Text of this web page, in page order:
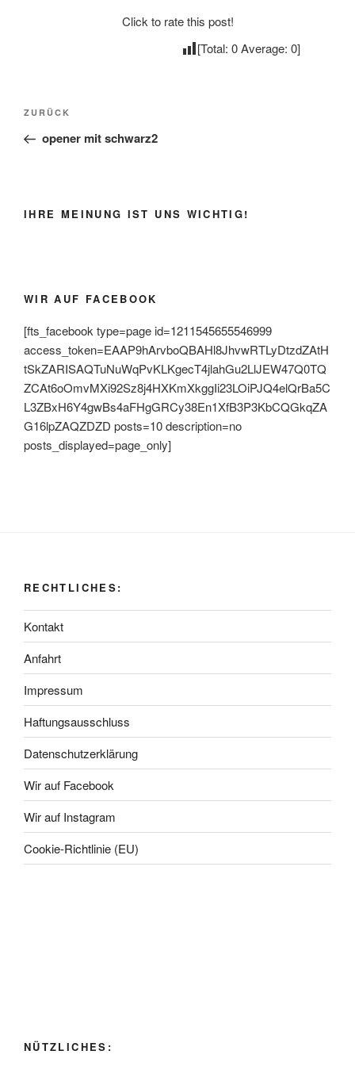
Click to rate this post!
[Total: 0Average: 0]
Beitragsnavigation
Vorheriger
Beitrag
ZURÜCK
opener mit schwarz2
IHRE MEINUNG IST UNS WICHTIG!
WIR AUF FACEBOOK
[fts_facebook type=page id=1211545655546999
access_token=EAAP9hArvboQBAHl8JhvwRTLyDtzdZAtH
tSkZARISAQTuNuWqPvKLKgecT4jlahGu2LlJEW47Q0TQ
ZCAt6oOmvMXi92Sz8j4HXKmXkggIi23LOiPJQ4elQrBa5C
L3ZBxH6Y4gwBs4aFHgGRCy38En1XfB3P3KbCQGkqZA
G16lpZAQZDZD posts=10 description=no
posts_displayed=page_only]
RECHTLICHES:
Kontakt
Anfahrt
Impressum
Haftungsausschluss
Datenschutzerklärung
Wir auf Facebook
Wir auf Instagram
Cookie-Richtlinie (EU)
NÜTZLICHES: